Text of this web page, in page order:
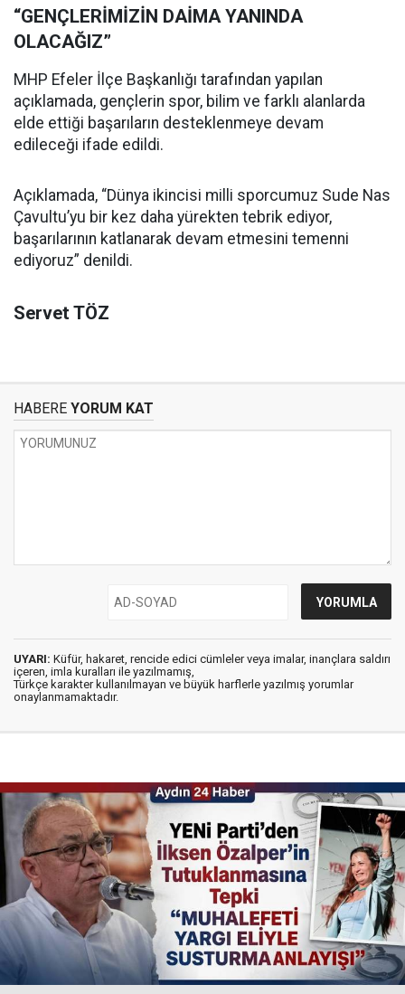
“GENÇLERİMİZİN DAİMA YANINDA
OLACAĞIZ”
MHP Efeler İlçe Başkanlığı tarafından yapılan
açıklamada, gençlerin spor, bilim ve farklı alanlarda
elde ettiği başarıların desteklenmeye devam
edileceği ifade edildi.
Açıklamada, “Dünya ikincisi milli sporcumuz Sude Nas
Çavultu’yu bir kez daha yürekten tebrik ediyor,
başarılarının katlanarak devam etmesini temenni
ediyoruz” denildi.
Servet TÖZ
HABERE YORUM KAT
UYARI: Küfür, hakaret, rencide edici cümleler veya imalar, inançlara saldırı
içeren, imla kuralları ile yazılmamış,
Türkçe karakter kullanılmayan ve büyük harflerle yazılmış yorumlar
onaylanmamaktadır.